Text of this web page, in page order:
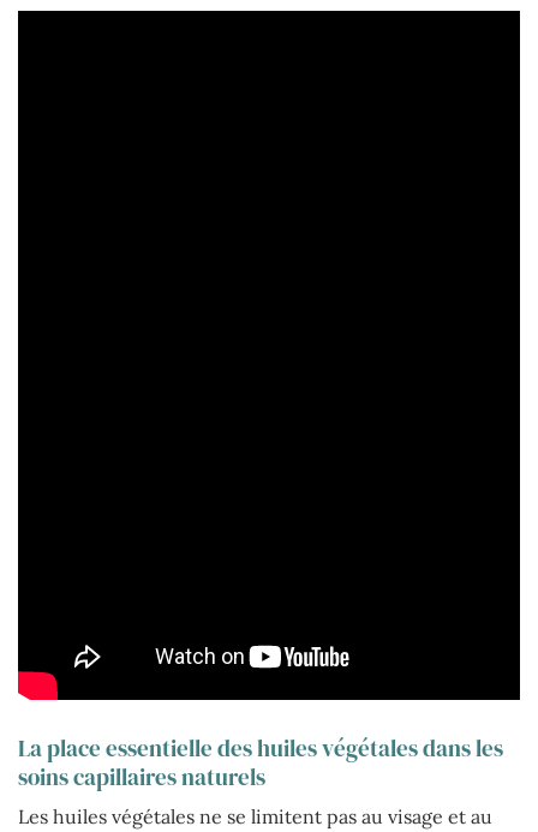
La place essentielle des huiles végétales dans les
soins capillaires naturels
Les huiles végétales ne se limitent pas au visage et au